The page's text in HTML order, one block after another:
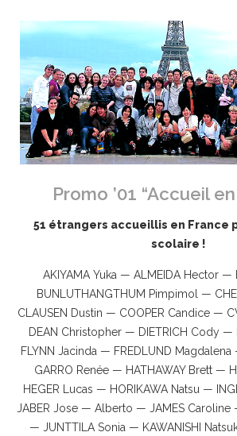
Promo ’01 “Accueil
51 étrangers accueillis en France
scolaire !
AKIYAMA Yuka — ALMEIDA Hector —
BUNLUTHANGTHUM Pimpimol —
CLAUSEN Dustin — COOPER Candice —
DEAN Christopher — DIETRICH Cody —
FLYNN Jacinda — FREDLUND
GARRO Renée — HATHAWAY Brett —
HEGER Lucas — HORIKAWA Natsu —
JABER Jose — Alberto — JAMES Caroline
— JUNTTILA Sonia — KAWANISHI